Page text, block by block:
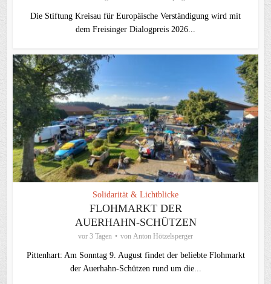
Die Stiftung Kreisau für Europäische Verständigung wird mit
dem Freisinger Dialogpreis 2026...
Solidarität & Lichtblicke
FLOHMARKT DER
AUERHAHN-SCHÜTZEN
vor 3 Tagen von Anton Hötzelsperger
Pittenhart: Am Sonntag 9. August findet der beliebte Flohmarkt
der Auerhahn-Schützen rund um die...